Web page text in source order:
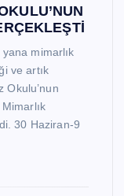
mimarlık
ve artık
Okulu’nun
30 Haziran-9